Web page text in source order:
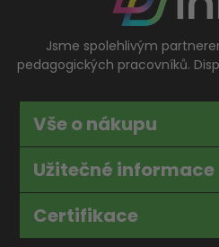
Jsme spolehlivým
pedagogických pracovníků.
Vše o nákupu
Užitečné informace
Certifikace